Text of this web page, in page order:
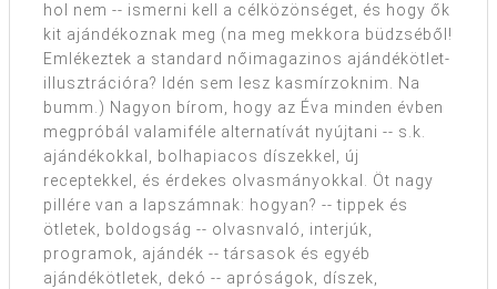
hol nem -- ismerni kell a célközönséget, és hogy ők
kit ajándékoznak meg (na meg mekkora büdzséből!
Emlékeztek a standard nőimagazinos ajándékötlet-
illusztrációra? Idén sem lesz kasmírzoknim. Na
bumm.) Nagyon bírom, hogy az Éva minden évben
megpróbál valamiféle alternatívát nyújtani -- s.k.
ajándékokkal, bolhapiacos díszekkel, új
receptekkel, és érdekes olvasmányokkal. Öt nagy
pillére van a lapszámnak: hogyan? -- tippek és
ötletek, boldogság -- olvasnvaló, interjúk,
programok, ajándék -- társasok és egyéb
ajándékötletek, dekó -- apróságok, díszek,